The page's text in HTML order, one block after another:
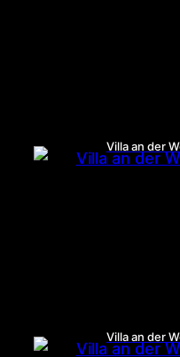
Villa an der
Villa an der